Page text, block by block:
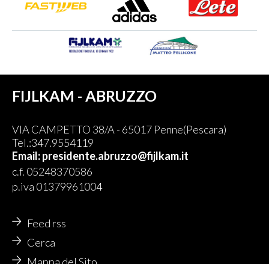
FIJLKAM - ABRUZZO
VIA CAMPETTO 38/A - 65017 Penne(Pescara)
Tel.:347.9554119
Email: presidente.abruzzo@fijlkam.it
c.f. 05248370586
p.iva 01379961004
Feed rss
Cerca